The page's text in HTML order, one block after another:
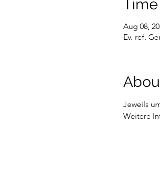
Aug 08,
Ev.-ref.
Jeweils
Weitere